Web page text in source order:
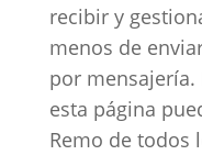
recibir y
menos de
por
esta página
Remo de todos